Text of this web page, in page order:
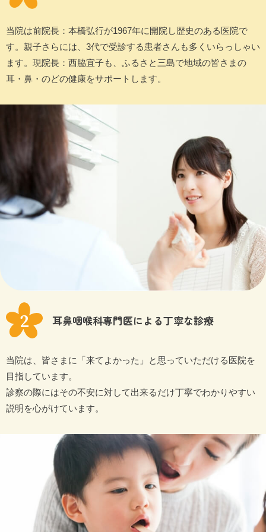
当院は前院長：本橋弘行が1967年に開院し歴史のある医院で
す。親子さらには、3代で受診する患者さんも多くいらっしゃい
ます。現院長：西脇宜子も、ふるさと三島で地域の皆さまの
耳・鼻・のどの健康をサポートします。
耳鼻咽喉科専門医による丁寧な診療
当院は、皆さまに「来てよかった」と思っていただける医院を
目指しています。
診察の際にはその不安に対して出来るだけ丁寧でわかりやすい
説明を心がけています。